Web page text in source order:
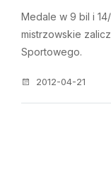
Medale w 9 bil i
mistrzowskie
Sportowego.
2012-04-21